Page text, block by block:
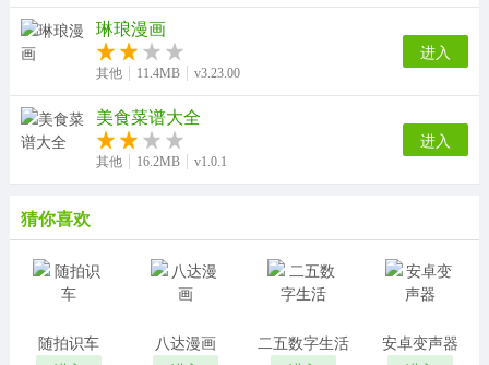
琳琅漫画
其他 11.4MB v3.23.00
进入
美食菜谱大全
其他 16.2MB v1.0.1
进入
猜你喜欢
随拍识车
八达漫画
二五数字生活
安卓变声器